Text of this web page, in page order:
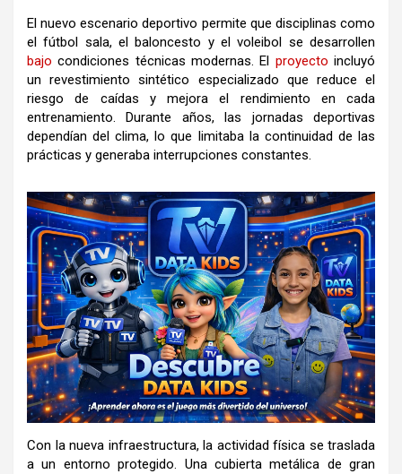
El nuevo escenario deportivo permite que disciplinas como
el fútbol sala, el baloncesto y el voleibol se desarrollen
bajo condiciones técnicas modernas. El proyecto incluyó
un revestimiento sintético especializado que reduce el
riesgo de caídas y mejora el rendimiento en cada
entrenamiento. Durante años, las jornadas deportivas
dependían del clima, lo que limitaba la continuidad de las
prácticas y generaba interrupciones constantes.
Con la nueva infraestructura, la actividad física se traslada
a un entorno protegido. Una cubierta metálica de gran